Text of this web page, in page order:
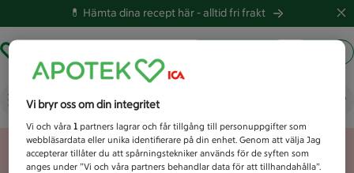
💊 Hämta dina recept här -alltid fri frakt
Vad letar du efter idag?
Unknown error
Vi bryr oss om din integritet
Vi och våra1 partners lagrar och får tillgång till personuppgifter som
webbläsardata eller unika identifierare på din enhet. Genom att välja Jag
accepterar tillåter du att spårningstekniker används för de syften som
anges under ”Vi och våra partners behandlar data för att tillhandahålla”.